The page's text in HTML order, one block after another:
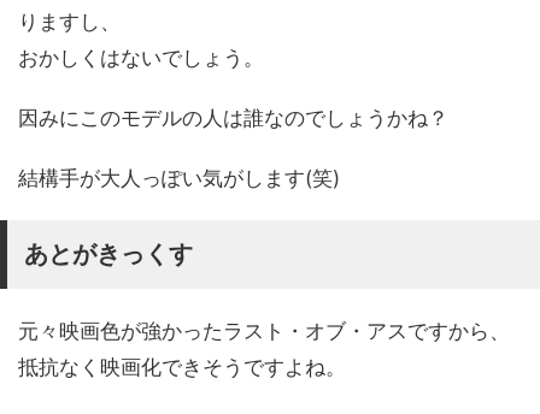
りますし、
おかしくはないでしょう。
因みにこのモデルの人は誰なのでしょうかね？
結構手が大人っぽい気がします(笑)
あとがきっくす
元々映画色が強かったラスト・オブ・アスですから、
抵抗なく映画化できそうですよね。